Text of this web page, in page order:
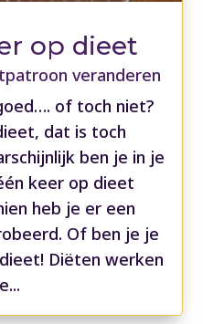
op dieet
veranderen
of toch niet?
dat is toch
ben je in je
keer op dieet
heb je er een
Of ben je je
Diëten werken